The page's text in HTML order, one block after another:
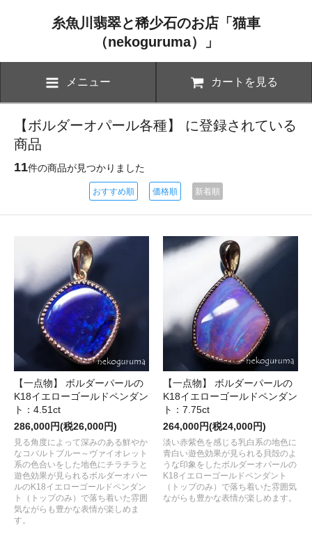
糸魚川翡翠と稀少石のお店「猫車
（nekoguruma）」
メニュー カートを見る
【ボルダーオパール各種】 に登録されている
商品
11件の商品が見つかりました
おすすめ順 価格順 新着順
【一点物】 ボルダーパールの
K18イエローゴールドペンダン
ト：4.51ct
286,000円(税26,000円)
見る角度によって深みのある鮮やか
なコバルトブルー～ヴァイオレット
系の色合いをした地色にチラチラと
遊色効果が見られるボルダーオパー
ルのK18イエローゴールドペンダン
ト（トップのみ）で落ち着いた雰囲
気ながらも豊かな表情が楽しめま
す。
【一点物】 ボルダーパールの
K18イエローゴールドペンダン
ト：7.75ct
264,000円(税24,000円)
淡い赤紫色を感じる乳白系の地色に
青白い遊色効果が見られる貝殻のよ
うな印象をしたボルダーオパールの
K18イエローゴールドペンダント
（トップのみ）で落ち着いた雰囲気
ながらも豊かな表情が楽しめます。